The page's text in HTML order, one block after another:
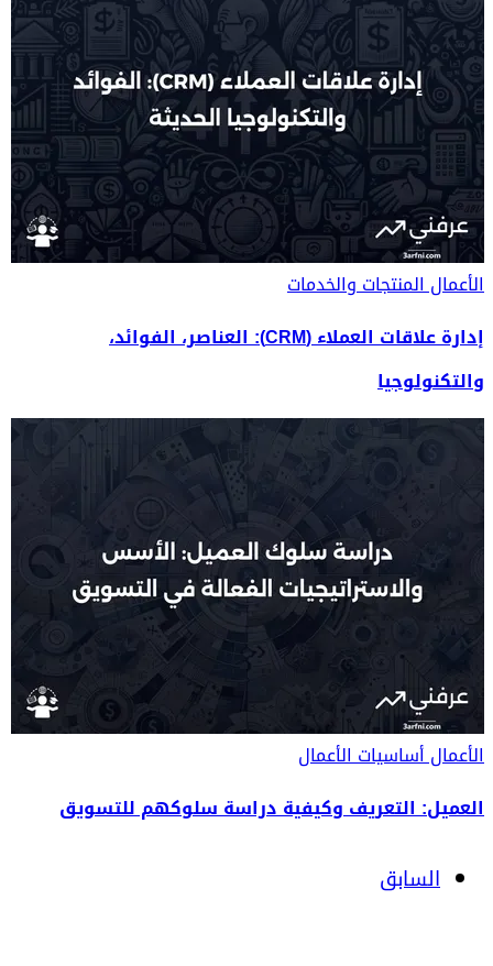
الأعمالالمنتجات والخدمات
إدارة علاقات العملاء (CRM): العناصر، الفوائد،
والتكنولوجيا
الأعمالأساسيات الأعمال
العميل: التعريف وكيفية دراسة سلوكهم للتسويق
السابق